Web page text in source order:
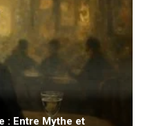
: Entre Mythe et